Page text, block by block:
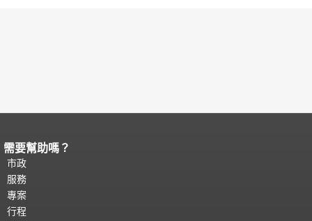
頁面內容結束。
都會重複顯示。
需要幫助嗎？
市政
服務
專案
行程